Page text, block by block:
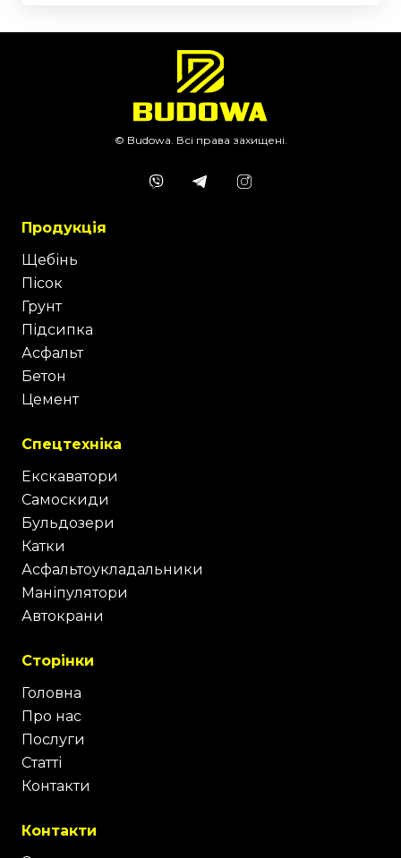
© Budowa. Всі права захищені.
Продукція
Щебінь
Пісок
Грунт
Підсипка
Асфальт
Бетон
Цемент
Спецтехніка
Екскаватори
Самоскиди
Бульдозери
Катки
Асфальтоукладальники
Маніпулятори
Автокрани
Сторінки
Головна
Про нас
Послуги
Статті
Контакти
Контакти